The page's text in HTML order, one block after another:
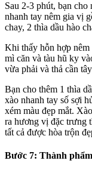
Sau 2-3 phút, bạn
nhanh tay nêm gia vị
chay, 2 thìa dầu hào
Khi thấy hỗn hợp nêm
mì căn và tàu hũ ky
vừa phải và thả cần
Bạn cho thêm 1 thìa
xào nhanh tay số sợi
xém màu đẹp mắt.
ra hương vị đặc trưng
tất cả được hòa trộn
Bước 7: Thành phẩm